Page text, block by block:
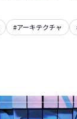
#アーキテクチャ